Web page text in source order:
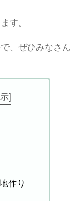
す。
、ぜひみなさん
]
作り